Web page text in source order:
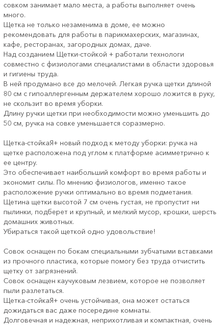
совком занимает мало места, а работы выполняет очень
много.
Щетка не только незаменима в доме, ее можно
рекомендовать для работы в парикмахерских, магазинах,
кафе, ресторанах, загородных домах, даче.
Над созданием Щетки-стойкой + работали технологи
совместно с физиологами специалистами в области здоровья
и гигиены труда.
В ней продумано все до мелочей. Легкая ручка щетки длиной
80 см с гипоаллергенным держателем хорошо ложится в руку,
не скользит во время уборки.
Длину ручки щетки при необходимости можно уменьшить до
50 см, ручка на совке уменьшается соразмерно.
Щетка-стойкаЯ+ новый подход к методу уборки: ручка на
щетке расположена под углом к платформе асимметрично к
ее центру.
Это обеспечивает наибольший комфорт во время работы и
экономит силы. По мнению физиологов, именно такое
расположение ручки оптимально во время подметания.
Щетина щетки высотой 7 см очень густая, не пропустит ни
пылинки, подберет и крупный, и мелкий мусор, крошки, шерсть
домашних животных.
Убираться такой щеткой одно удовольствие!
Совок оснащен по бокам специальными зубчатыми вставками
из прочного пластика, которые помогу без труда отчистить
щетку от загрязнений.
Совок оснащен каучуковым лезвием, которое не позволяет
пыли разлетаться.
Щетка-стойкаЯ+ очень устойчивая, она может остаться
дожидаться вас даже посередине комнаты.
Долговечная и надежная, неприхотливая и компактная, очень